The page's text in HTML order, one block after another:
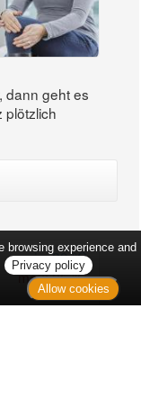
dann geht es
plötzlich
min: 23 °C
max: 25 °C
browsing experience and
Privacy policy
Allow cookies